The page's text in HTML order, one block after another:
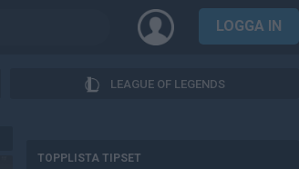
LOGGA IN
LEAGUE OF LEGENDS
TOPPLISTA TIPSET